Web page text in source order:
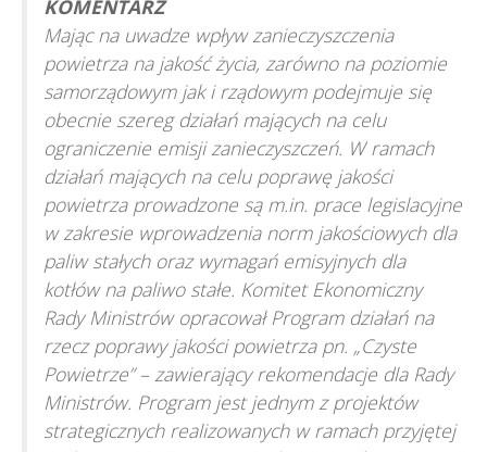
KOMENTARZ
Mając na uwadze wpływ zanieczyszczenia
powietrza na jakość życia, zarówno na poziomie
samorządowym jak i rządowym podejmuje się
obecnie szereg działań mających na celu
ograniczenie emisji zanieczyszczeń. W ramach
działań mających na celu poprawę jakości
powietrza prowadzone są m.in. prace legislacyjne
w zakresie wprowadzenia norm jakościowych dla
paliw stałych oraz wymagań emisyjnych dla
kotłów na paliwo stałe. Komitet Ekonomiczny
Rady Ministrów opracował Program działań na
rzecz poprawy jakości powietrza pn. „Czyste
Powietrze” – zawierający rekomendacje dla Rady
Ministrów. Program jest jednym z projektów
strategicznych realizowanych w ramach przyjętej